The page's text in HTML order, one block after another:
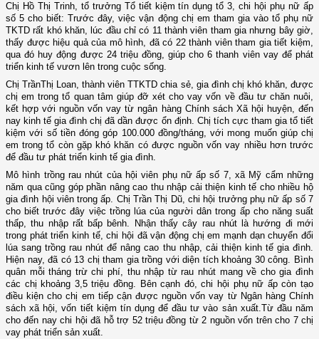
Chị Hồ Thị Trinh, tổ trưởng Tổ tiết kiệm tín dụng tổ 3, chi hội phụ nữ ấp
số 5 cho biết: Trước đây, việc vận động chị em tham gia vào tổ phụ nữ
TKTD rất khó khăn, lúc đầu chỉ có 11 thành viên tham gia nhưng bây giờ,
thấy được hiệu quả của mô hình, đã có 22 thành viên tham gia tiết kiệm,
qua đó huy động được 24 triệu đồng, giúp cho 6 thanh viên vay để phát
triển kinh tế vươn lên trong cuộc sống.
Chị TrầnThị Loan, thành viên TTKTD chia sẻ, gia đình chị khó khăn, được
chị em trong tổ quan tâm giúp đỡ xét cho vay vốn về đầu tư chăn nuôi,
kết hợp với nguồn vốn vay từ ngân hàng Chính sách Xã hội huyện, đến
nay kinh tế gia đình chị đã dần được ổn định. Chị tích cực tham gia tổ tiết
kiệm với số tiền đóng góp 100.000 đồng/tháng, với mong muốn giúp chị
em trong tổ còn gặp khó khăn có được nguồn vốn vay nhiều hơn trước
để đầu tư phát triển kinh tế gia đình.
Mô hình trồng rau nhút của hội viên phụ nữ ấp số 7, xã Mỹ cẩm những
năm qua cũng góp phần nâng cao thu nhập cải thiện kinh tế cho nhiều hộ
gia đình hội viên trong ấp. Chị Trần Thị Dũ, chi hội trưởng phụ nữ ấp số 7
cho biết trước đây việc trồng lúa của người dân trong ấp cho năng suất
thấp, thu nhập rất bấp bênh. Nhận thấy cây rau nhút là hướng đi mới
trong phát triển kinh tế, chi hội đã vận động chị em mạnh dạn chuyển đổi
lúa sang trồng rau nhút để nâng cao thu nhập, cải thiện kinh tế gia đình.
Hiện nay, đã có 13 chị tham gia trồng với diện tích khoảng 30 công. Bình
quân mỗi tháng trừ chi phí, thu nhập từ rau nhút mang về cho gia đình
các chị khoảng 3,5 triệu đồng. Bên cạnh đó, chi hội phụ nữ ấp còn tạo
điều kiện cho chị em tiếp cận được nguồn vốn vay từ Ngân hàng Chính
sách xã hội, vốn tiết kiệm tín dụng để đầu tư vào sản xuất.Từ đầu năm
cho đến nay chi hội đã hỗ trợ 52 triệu đồng từ 2 nguồn vốn trên cho 7 chị
vay phát triển sản xuất.